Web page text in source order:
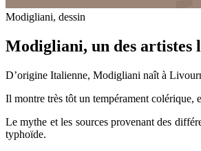
Modigliani, dessin
Modigliani, un des artistes
D’origine Italienne, Modigliani naît à
Il montre très tôt un tempérament colérique,
Le mythe et les sources provenant des
typhoïde.